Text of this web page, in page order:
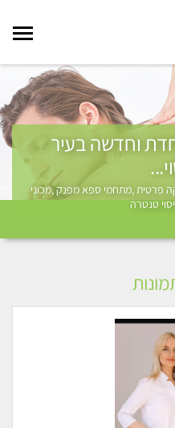
וחדשה בעיר
פרטית ,מתחמי ספא מפנק ,מכוני
טנטרה